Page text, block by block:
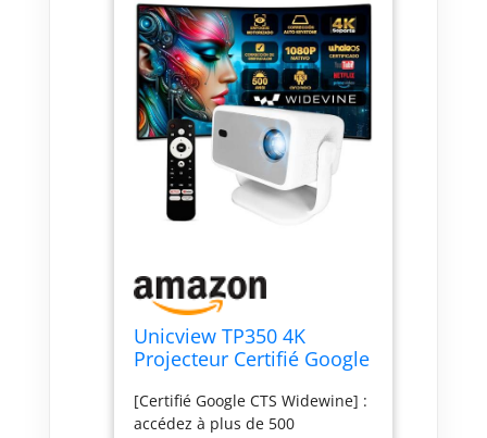
Unicview TP350 4K
Projecteur Certifié Google
500 ANSI lumens, Auto
Keystone, Mise au point
[Certifié Google CTS Widewine] :
accédez à plus de 500